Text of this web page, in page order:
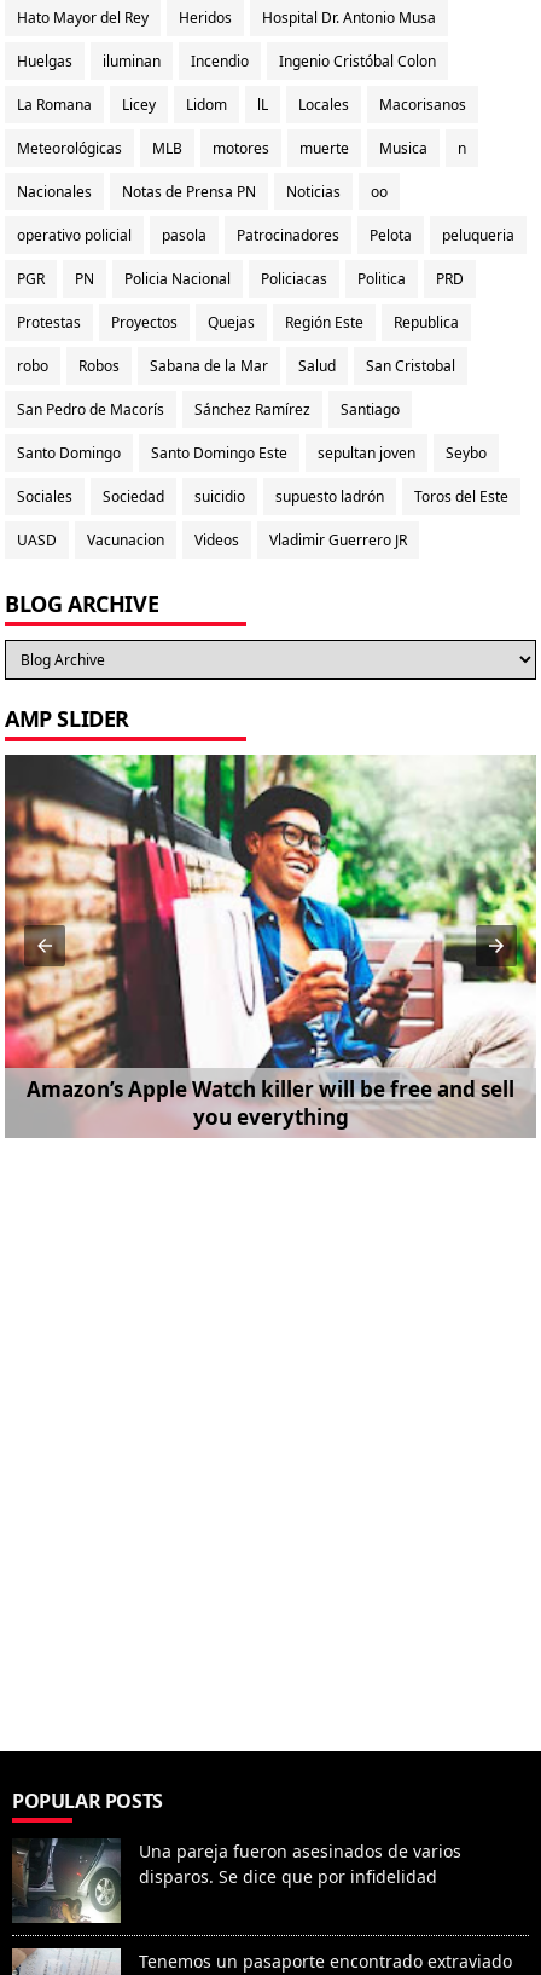
Hato Mayor del Rey Heridos Hospital Dr. Antonio Musa
Huelgas iluminan Incendio Ingenio Cristóbal Colon
La Romana Licey Lidom lL Locales Macorisanos
Meteorológicas MLB motores muerte Musica n
Nacionales Notas de Prensa PN Noticias oo
operativo policial pasola Patrocinadores Pelota peluqueria
PGR PN Policia Nacional Policiacas Politica PRD
Protestas Proyectos Quejas Región Este Republica
robo Robos Sabana de la Mar Salud San Cristobal
San Pedro de Macorís Sánchez Ramírez Santiago
Santo Domingo Santo Domingo Este sepultan joven Seybo
Sociales Sociedad suicidio supuesto ladrón Toros del Este
UASD Vacunacion Videos Vladimir Guerrero JR
BLOG ARCHIVE
AMP SLIDER
Amazon’s Apple Watch killer will be free and sell
you everything
POPULAR POSTS
Una pareja fueron asesinados de varios
disparos. Se dice que por infidelidad
Tenemos un pasaporte encontrado extraviado